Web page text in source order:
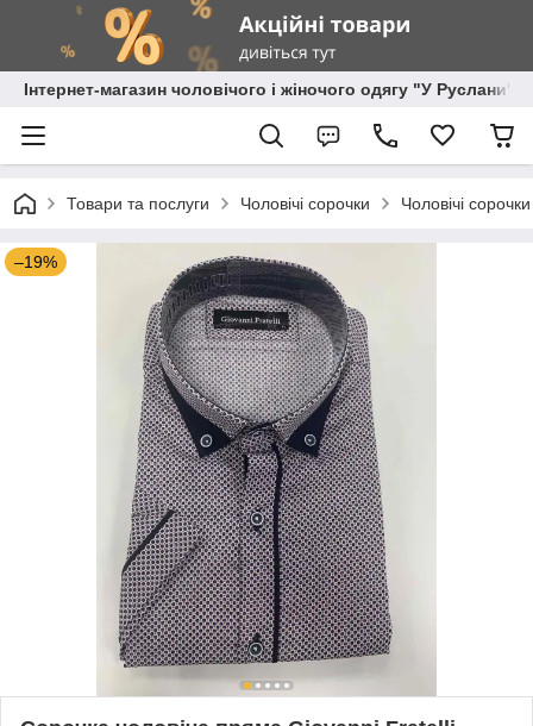
Інтернет-магазин чоловічого і жіночого одягу "У Руслани"
Товари та послуги Чоловічі сорочки Чоловічі
–19%